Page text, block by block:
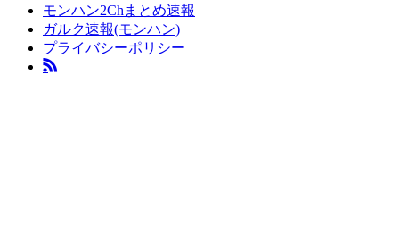
モンハン2Chまとめ速報
ガルク速報(モンハン)
プライバシーポリシー